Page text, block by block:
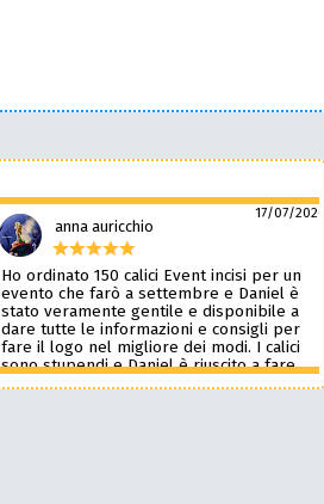
anna auricchio
17/07/2026
Ho ordinato 150 calici Event incisi per un
evento che farò a settembre e Daniel è
stato veramente gentile e disponibile a
dare tutte le informazioni e consigli per
fare il logo nel migliore dei modi. I calici
sono stupendi e Daniel è riuscito a fare
tutto in pochissimi giorni accontentandomi.